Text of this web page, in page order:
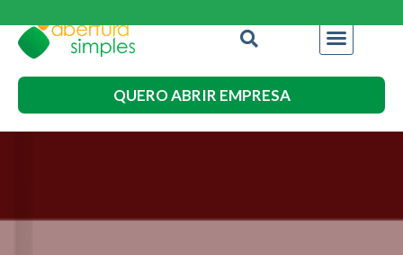
QUERO ABRIR EMPRESA